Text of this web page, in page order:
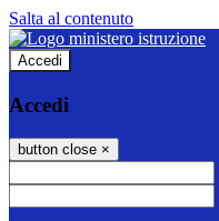
Salta al contenuto
Accedi
Accedi
button close ×